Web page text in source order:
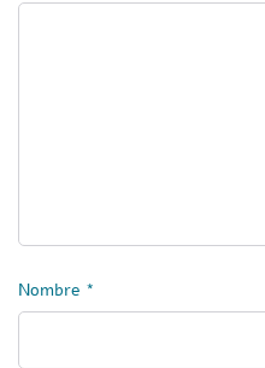
Nombre *